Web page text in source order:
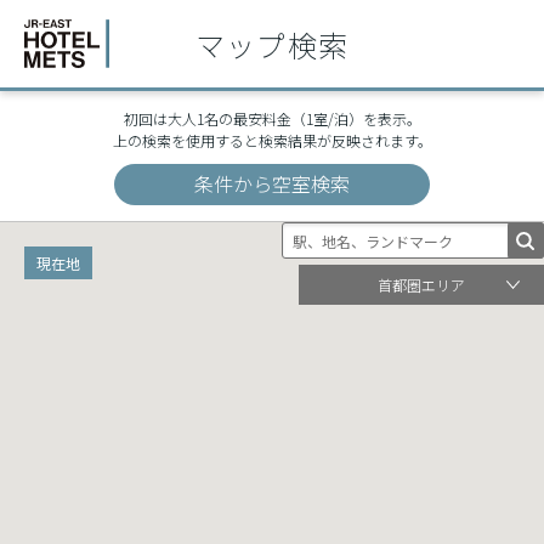
マップ検索
初回は大人1名の最安料金（1室/泊）を表示。
上の検索を使用すると検索結果が反映されます。
条件から空室検索
首都圏エリア
現在地